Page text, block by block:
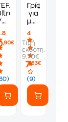
9
L,90€
Γρίφοι
για
μυαλά
επιδόσεων
2
4
(9)
Τιμή
εκδότη:
9.70€
7,83€